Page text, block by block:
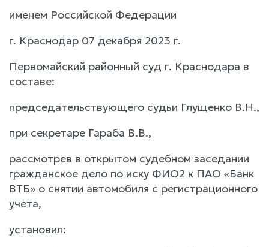
именем Российской Федерации
г. Краснодар 07 декабря 2023 г.
Первомайский районный суд г. Краснодара в
составе:
председательствующего судьи Глущенко В.Н.,
при секретаре Гараба В.В.,
рассмотрев в открытом судебном заседании
гражданское дело по иску ФИО2 к ПАО «Банк
ВТБ» о снятии автомобиля с регистрационного
учета,
установил: